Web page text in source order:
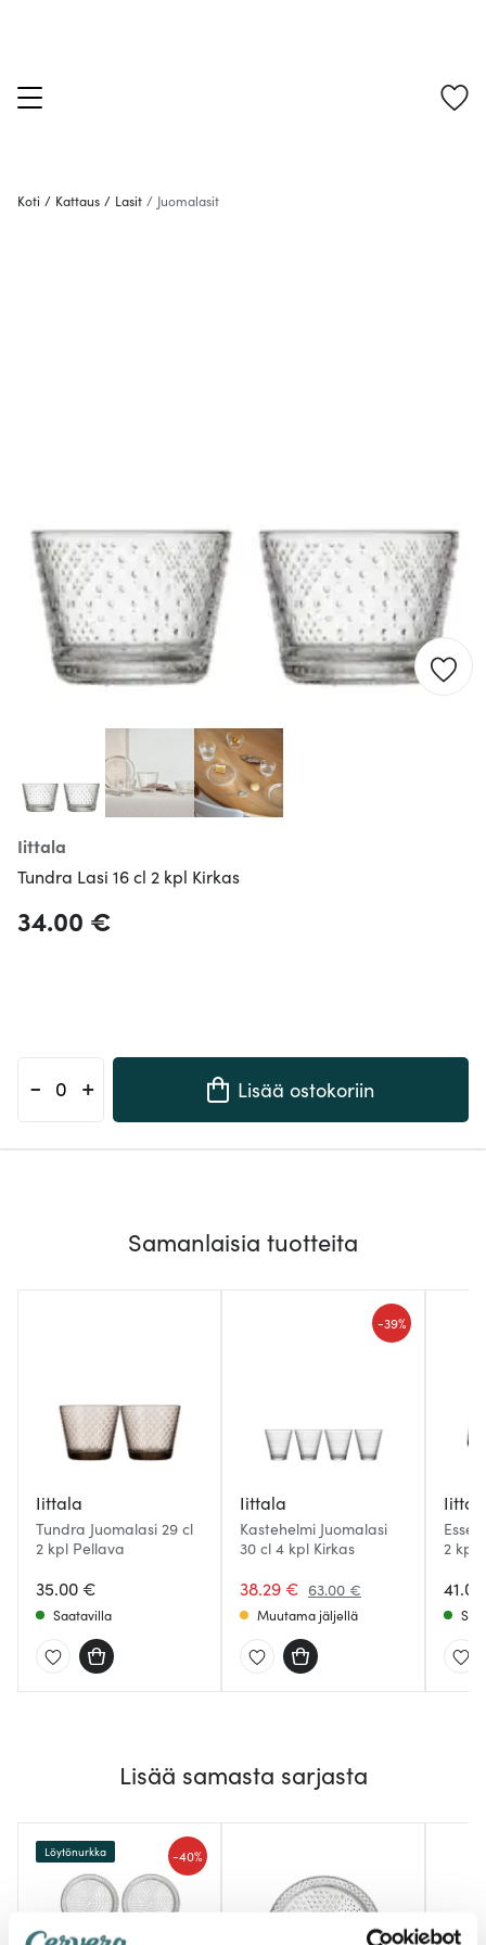
Koti / Kattaus / Lasit / Juomalasit
Iittala
Tundra Lasi 16 cl 2 kpl Kirkas
34.00 €
- + Lisää ostokoriin
Samanlaisia tuotteita
Iittala
Tundra Juomalasi 29 cl
2 kpl Pellava
35.00 €
Saatavilla
Iittala
Kastehelmi Juomalasi
30 cl 4 kpl Kirkas
38.29 € 63.00 €
-39%
Muutama jäljellä
2 kpl
Lisää samasta sarjasta
-40%
Löytönurkka